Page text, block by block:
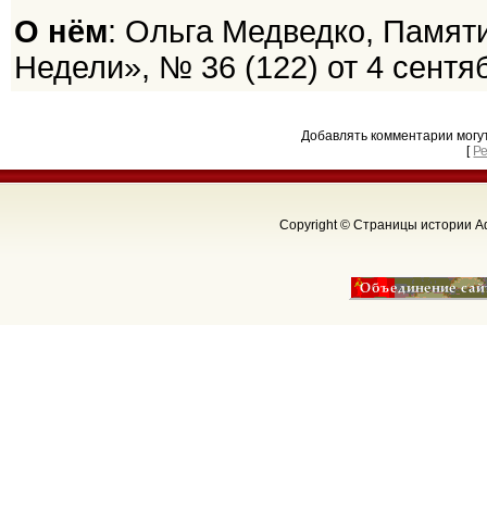
О нём: Ольга Медведко,
Недели», № 36 (122) от 4
Добавлять комментарии
[
Copyright © Страницы истории